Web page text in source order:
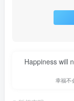
Happiness will
幸福不